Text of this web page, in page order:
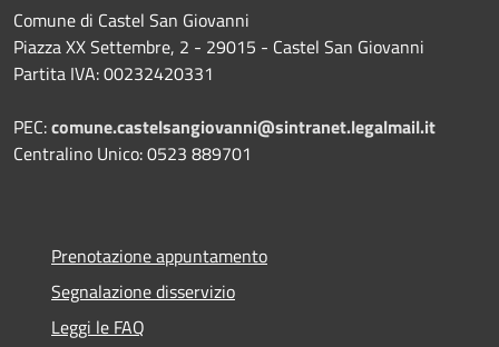
Comune di Castel San Giovanni
Piazza XX Settembre, 2 - 29015 - Castel San Giovanni
Partita IVA: 00232420331
PEC:comune.castelsangiovanni@sintranet.legalmail.it
Centralino Unico: 0523 889701
Prenotazione appuntamento
Segnalazione disservizio
Leggi le FAQ